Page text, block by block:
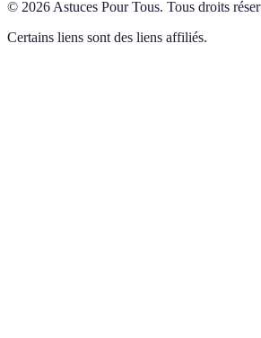
© 2026 Astuces Pour Tous. Tous droits
Certains liens sont des liens affiliés.